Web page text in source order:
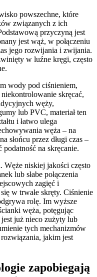
powszechne, które
związanych z ich
przyczyną jest
jest wąż, w połączeniu
jego rozwijania i zwijania.
w luźne kręgi, często
wody pod ciśnieniem,
skręcać,
węży,
lub PVC, materiał ten
i łatwo ulega
węża – na
słońcu przez długi czas –
na skręcanie.
Węże niskiej jakości często
lub słabe połączenia
zagięć i
w trwałe skręty. Ciśnienie
rolę. Im wyższe
węża, potęgując
jest już nieco zużyty lub
tych mechanizmów
jakim jest
zapobiegają